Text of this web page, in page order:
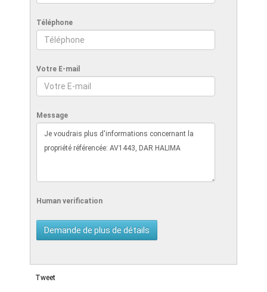
Téléphone
Votre E-mail
Message
Human verification
Tweet